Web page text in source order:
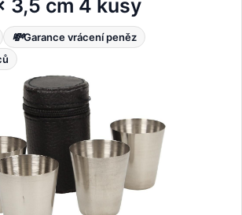
3,5 cm 4 kusy
💸Garance vrácení peněz